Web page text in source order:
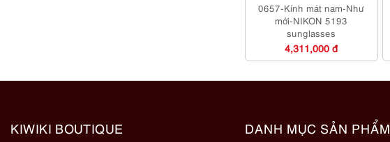
0657-Kính mát nam-Như
mới-NIKON 5193
sunglasses
4,311,000 đ
KIWIKI BOUTIQUE DANH MỤC SẢN PHẨM